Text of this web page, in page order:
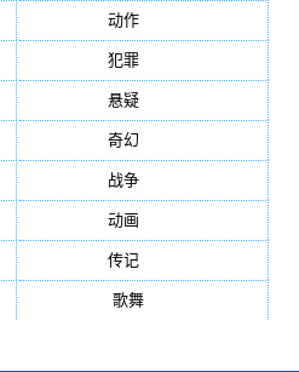
动作
犯罪
悬疑
奇幻
战争
动画
传记
歌舞(81)